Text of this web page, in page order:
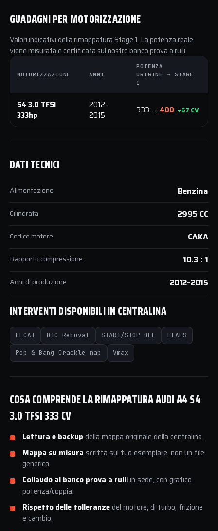
GUADAGNI PER MOTORIZZAZIONE
Valori indicativi della rimappatura Stage 1. La potenza reale
viene misurata e certificata sul nostro banco prova a rulli.
MOTORIZZAZIONE ANNI
POTENZA
ORIGINE → STAGE
1
S4 3.0 TFSI
333hp
2012–
2015
333 → 400 +67 CV
DATI TECNICI
Alimentazione Benzina
Cilindrata 2995 CC
Codice motore CAKA
Rapporto compressione 10.3 : 1
Anni di produzione 2012–2015
INTERVENTI DISPONIBILI IN CENTRALINA
DECAT DTC Removal START/STOP OFF FLAPS
Pop & Bang Crackle map Vmax
COSA COMPRENDE LA RIMAPPATURA AUDI A4 S4
3.0 TFSI 333 CV
Lettura e backup della mappa originale della centralina.
Mappa su misura scritta sul tuo esemplare, non un file
generico.
Collaudo al banco prova a rulliin sede, con grafico
potenza/coppia.
Rispetto delle tolleranzedel motore, di turbo, frizione
e cambio.